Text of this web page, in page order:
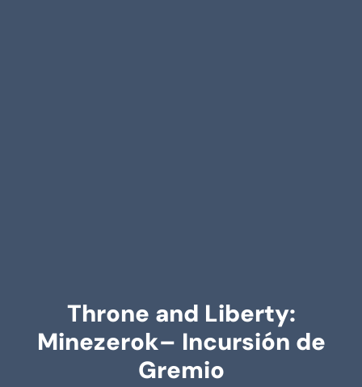
Throne and Liberty:
Minezerok– Incursión de
Gremio